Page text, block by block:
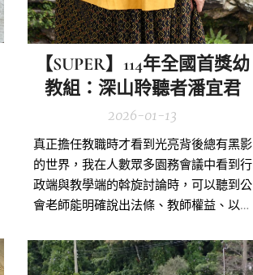
【SUPER】114年全國首獎幼
教組：深山聆聽者潘宜君
2026-01-13
真正擔任教職時才看到光亮背後總有黑影
的世界，我在人數眾多園務會議中看到行
政端與教學端的斡旋討論時，可以聽到公
會老師能明確說出法條、教師權益、以及
頓時才知道原來所有的亮麗，都需要一把
無形的尺在彼此心中衡量著，也正因如此